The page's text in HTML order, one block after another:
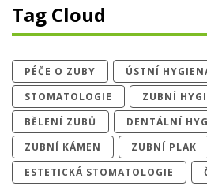
Tag Cloud
PÉČE O ZUBY
ÚSTNÍ
STOMATOLOGIE
ZUBNÍ
BĚLENÍ ZUBŮ
DENTÁLNÍ
ZUBNÍ KÁMEN
ZUBNÍ PLAK
ESTETICKÁ STOMATOLOGIE